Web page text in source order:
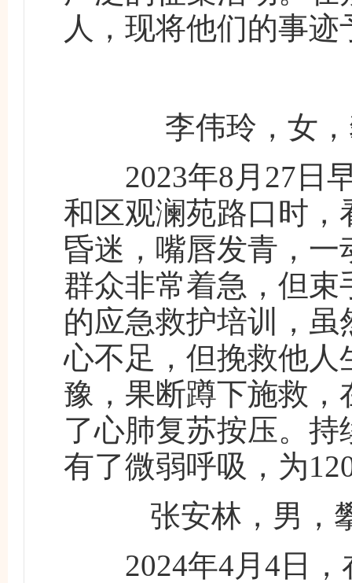
人，现将他们的事迹
李伟玲，女
2023年8月27日早
和区观澜苑路口时
昏迷，嘴唇发青，
群众非常着急，但
的应急救护培训，
心不足，但挽救他
豫，果断蹲下施救
了心肺复苏按压。
有了微弱呼吸，为
张安林，男，攀
2024年4月4日，